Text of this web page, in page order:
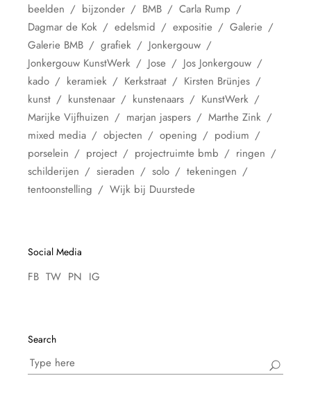
beelden
bijzonder BMB
Carla Rump
Dagmar de Kok
edelsmid expositie
Galerie
Galerie BMB
grafiek
Jonkergouw
Jonkergouw KunstWerk
Jose
Jos Jonkergouw
kado
keramiek Kerkstraat
Kirsten Brünjes
kunst
kunstenaar kunstenaars
KunstWerk
Marijke Vijfhuizen
marjan jaspers
Marthe Zink
mixed media
objecten opening
podium
porselein
project projectruimte bmb
ringen
schilderijen
sieraden solo
tekeningen
tentoonstelling
Wijk bij Duurstede
Social Media
FB TW PN IG
Search
Search
for: